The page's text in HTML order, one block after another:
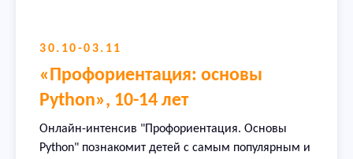
30.10-03.11
«Профориентация: основы
Python», 10-14 лет
Онлайн-интенсив "Профориентация. Основы
Python" познакомит детей с самым популярным и